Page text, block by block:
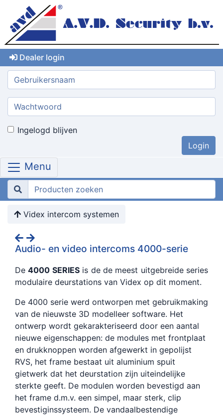
Dealer login
Gebruikersnaam:
Wachtwoord:
Ingelogd blijven
Menu
Videx intercom systemen
Audio- en video intercoms 4000-serie
De4000 SERIESis de de meest uitgebreide series
modulaire deurstations van Videx op dit moment.
De 4000 serie werd ontworpen met gebruikmaking
van de nieuwste 3D modelleer software. Het
ontwerp wordt gekarakteriseerd door een aantal
nieuwe eigenschappen: de modules met frontplaat
en drukknoppen worden afgewerkt in gepolijst
RVS, het frame bestaat uit aluminium spuit
gietwerk dat het deurstation zijn uiteindelijke
sterkte geeft. De modulen worden bevestigd aan
het frame d.m.v. een simpel, maar sterk, clip
bevestiginssysteem. De vandaalbestendige